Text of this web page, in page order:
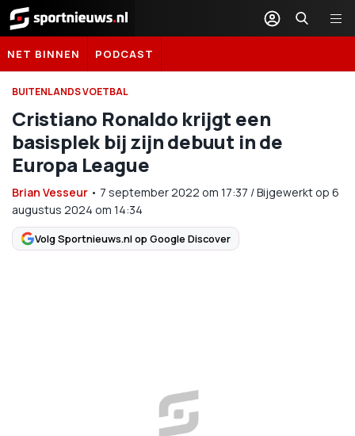
Sportnieuws.nl
NET BINNEN PODCAST
BUITENLANDS VOETBAL
Cristiano Ronaldo krijgt een
basisplek bij zijn debuut in de
Europa League
Brian Vesseur • 7 september 2022 om 17:37 /Bijgewerkt op 6
augustus 2024 om 14:34
Volg Sportnieuws.nl op Google Discover